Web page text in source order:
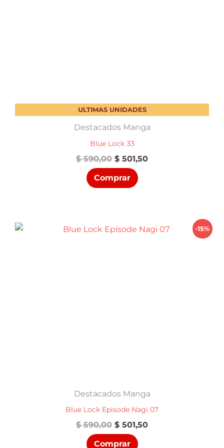
ULTIMAS UNIDADES
Destacados Manga
Blue Lock 33
$590,00 El
precio
original
era:
$ 501,50El
Comprar
-15%
Destacados Manga
Blue Lock Episode Nagi 07
$590,00 El
precio
original
$ 501,50El
Comprar